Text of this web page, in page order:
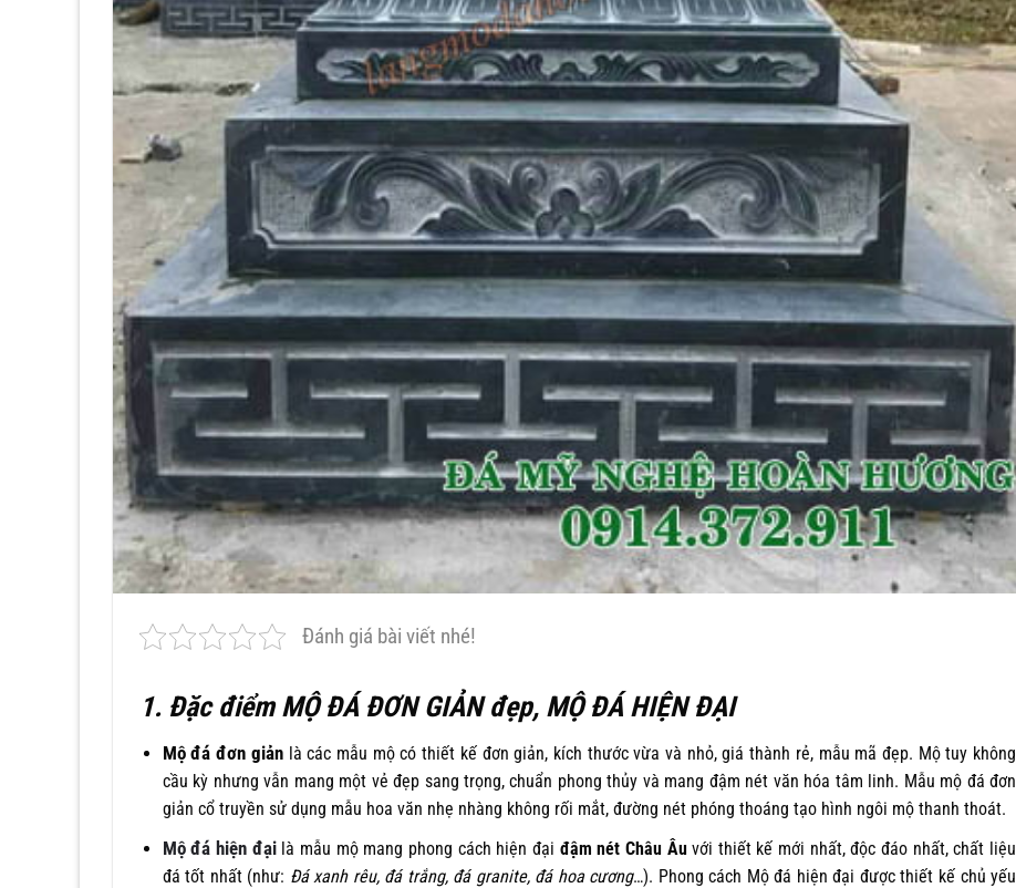
Đánh giá bài viết nhé!
1. Đặc điểm MỘ ĐÁ ĐƠN GIẢN đẹp, MỘ ĐÁ HIỆN ĐẠI
Mộ đá đơn giảnlà các mẫu mộ có thiết kế đơn giản, kích thước vừa và nhỏ, giá thành rẻ, mẫu mã đẹp. Mộ tuy không
cầu kỳ nhưng vẫn mang một vẻ đẹp sang trọng, chuẩn phong thủy và mang đậm nét văn hóa tâm linh. Mẫu mộ đá đơn
giản cổ truyền sử dụng mẫu hoa văn nhẹ nhàng không rối mắt, đường nét phóng thoáng tạo hình ngôi mộ thanh thoát.
Mộ đá hiện đạilà mẫu mộ mang phong cách hiện đại đậm nét Châu Âuvới thiết kế mới nhất, độc đáo nhất, chất liệu
đá tốt nhất (như: Đá xanh rêu, đá trắng, đá granite, đá hoa cương…). Phong cách Mộ đá hiện đại được thiết kế chủ yếu